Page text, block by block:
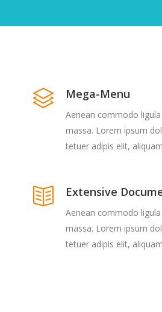
Mega-Menu
Aenean commodo
massa. Lorem ipsum
tetuer adipis elit,
Extensive
Aenean commodo
massa. Lorem ipsum
tetuer adipis elit,